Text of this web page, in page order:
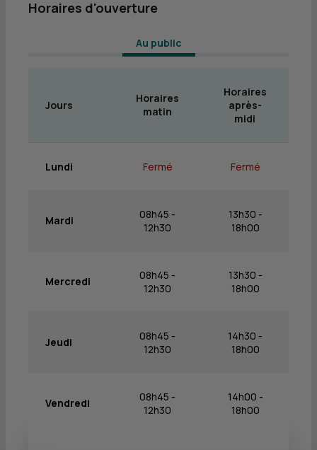
Horaires d'ouverture
Au public
Jours
Horaires
matin
Horaires
après-
midi
Lundi Fermé Fermé
Mardi
08h45 -
12h30
13h30 -
18h00
Mercredi
08h45 -
12h30
13h30 -
18h00
Jeudi
08h45 -
12h30
14h30 -
18h00
Vendredi
08h45 -
12h30
14h00 -
18h00